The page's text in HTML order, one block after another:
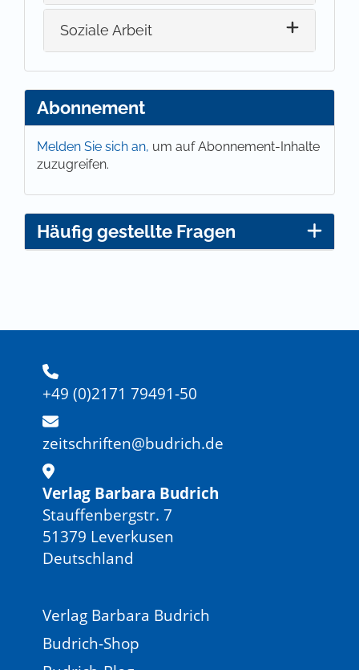
Soziale Arbeit
Abonnement
Melden Sie sich an, um auf Abonnement-Inhalte
zuzugreifen.
Häufig gestellte Fragen
+49 (0)2171 79491-50
zeitschriften@budrich.de
Verlag Barbara Budrich
Stauffenbergstr. 7
51379 Leverkusen
Deutschland
Verlag Barbara Budrich
Budrich-Shop